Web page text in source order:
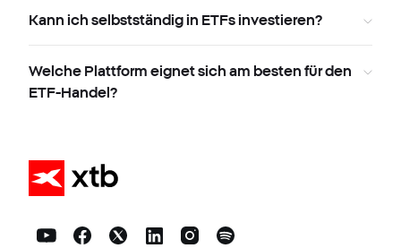
Kann ich selbstständig in ETFs investieren?
Welche Plattform eignet sich am besten für den
ETF-Handel?